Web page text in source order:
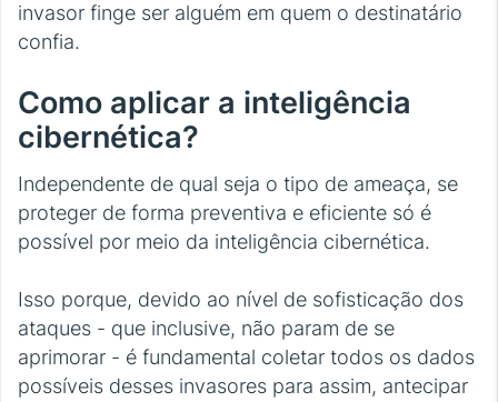
invasor finge ser alguém em quem o destinatário
confia.
Como aplicar a inteligência
cibernética?
Independente de qual seja o tipo de ameaça, se
proteger de forma preventiva e eficiente só é
possível por meio da inteligência cibernética.
Isso porque, devido ao nível de sofisticação dos
ataques - que inclusive, não param de se
aprimorar - é fundamental coletar todos os dados
possíveis desses invasores para assim, antecipar